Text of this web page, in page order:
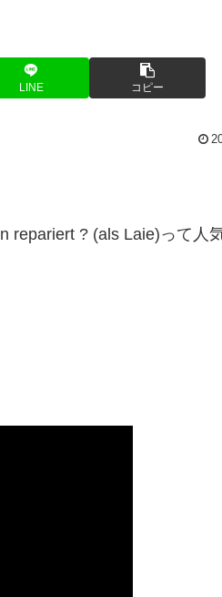
LINE コピー
repariert ? (als Laie)って人